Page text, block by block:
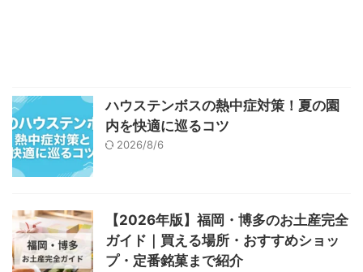
ハウステンボスの熱中症対策！夏の園
内を快適に巡るコツ
2026/8/6
【2026年版】福岡・博多のお土産完全
ガイド｜買える場所・おすすめショッ
プ・定番銘菓まで紹介